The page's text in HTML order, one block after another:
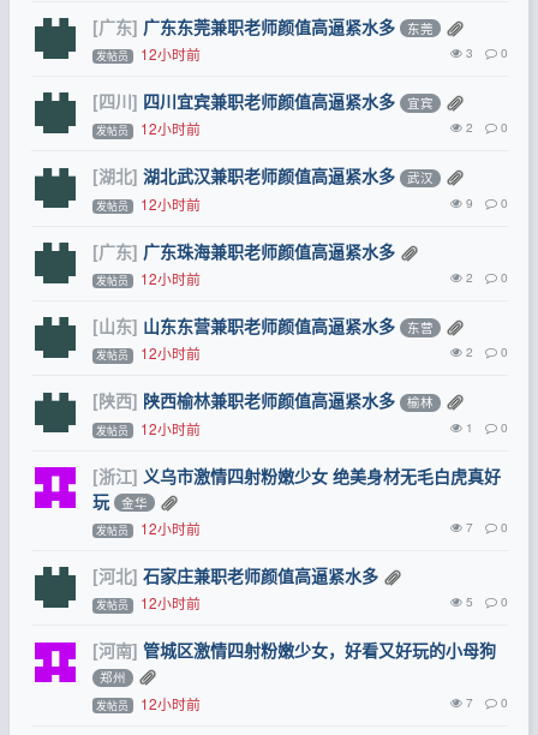
[广东] 广东东莞兼职老师颜值高逼紧水多 东莞
发帖员 12小时前 3 0
[四川] 四川宜宾兼职老师颜值高逼紧水多 宜宾
发帖员 12小时前 2 0
[湖北] 湖北武汉兼职老师颜值高逼紧水多 武汉
发帖员 12小时前 9 0
[广东] 广东珠海兼职老师颜值高逼紧水多
发帖员 12小时前 2 0
[山东] 山东东营兼职老师颜值高逼紧水多 东营
发帖员 12小时前 2 0
[陕西] 陕西榆林兼职老师颜值高逼紧水多 榆林
发帖员 12小时前 1 0
[浙江] 义乌市激情四射粉嫩少女 绝美身材无毛白虎真好
玩
金华
发帖员 12小时前 7 0
[河北] 石家庄兼职老师颜值高逼紧水多
发帖员 12小时前 5 0
[河南] 管城区激情四射粉嫩少女，好看又好玩的小母狗
郑州
发帖员 12小时前 7 0